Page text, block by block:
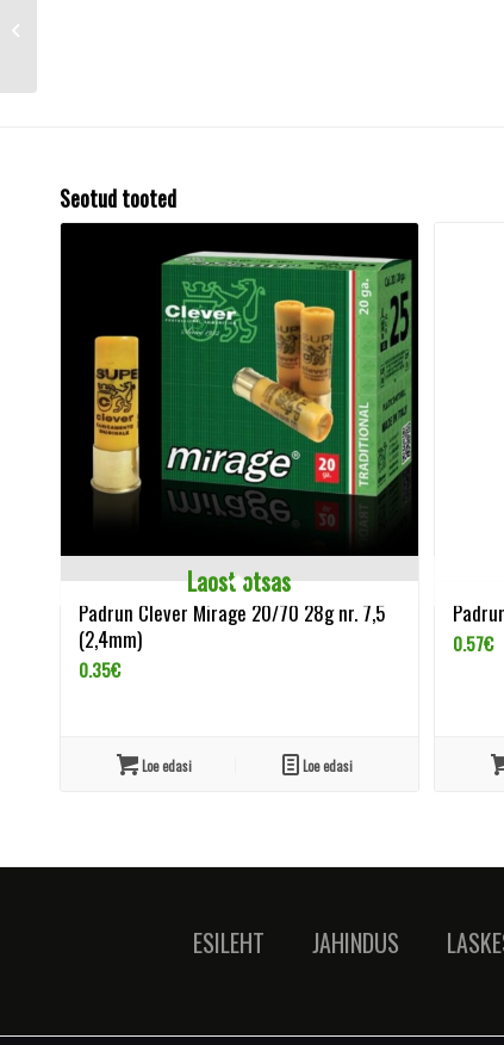
Seotud tooted
Laost otsas
Padrun Clever Mirage 20/70 28g nr. 7,5
(2,4mm)
0.35€
Loe edasi Loe edasi
0.57€
ESILEHT JAHINDUS